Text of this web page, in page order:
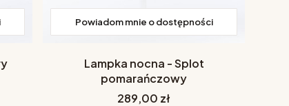
Powiadom mnie o dostępności
Lampka nocna - Splot
pomarańczowy
Cena
289,00 zł